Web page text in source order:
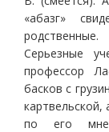
«абазг»
Серьезные
профессор
басков с
картвельской,
по его